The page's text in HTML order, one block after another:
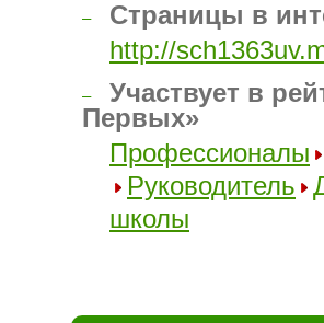
–
Страницы в
http://
–
Участвует в
Первых»
Профессионалы
Руководитель
школы